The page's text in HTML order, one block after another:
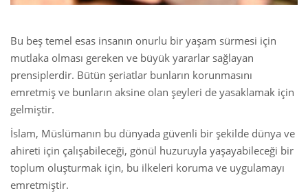
Русский
Kiswahili
Türkçe
o'zbek
Yorùbá
Bu beş temel esas insanın onurlu bir yaşam sürmesi için
mutlaka olması gereken ve büyük yararlar sağlayan
prensiplerdir. Bütün şeriatlar bunların korunmasını
emretmiş ve bunların aksine olan şeyleri de yasaklamak için
gelmiştir.
İslam, Müslümanın bu dünyada güvenli bir şekilde dünya ve
ahireti için çalışabileceği, gönül huzuruyla yaşayabileceği bir
toplum oluşturmak için, bu ilkeleri koruma ve uygulamayı
emretmiştir.